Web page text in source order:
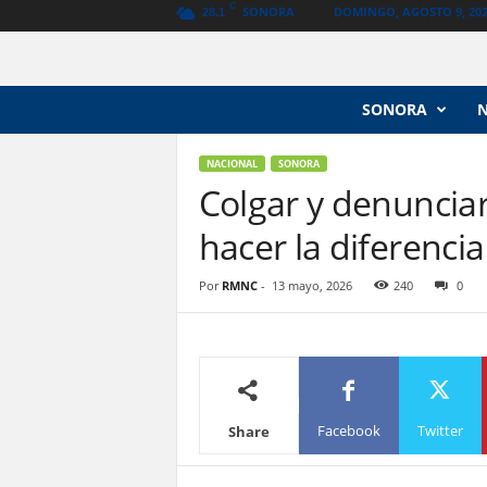
28.1 C SONORA DOMINGO, AGOSTO 9,
SONORA
NACIONAL SONORA
Colgar y
hacer la diferencia
Por RMNC- 13 mayo, 2026 240 0
Share Facebook Twitter